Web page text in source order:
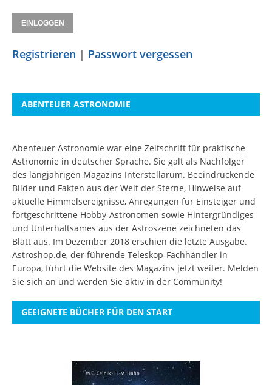
Registrieren | Passwort vergessen
ABENTEUER ASTRONOMIE
Abenteuer Astronomie war eine Zeitschrift für praktische
Astronomie in deutscher Sprache. Sie galt als Nachfolger
des langjährigen Magazins Interstellarum. Beeindruckende
Bilder und Fakten aus der Welt der Sterne, Hinweise auf
aktuelle Himmelsereignisse, Anregungen für Einsteiger und
fortgeschrittene Hobby-Astronomen sowie Hintergründiges
und Unterhaltsames aus der Astroszene zeichneten das
Blatt aus. Im Dezember 2018 erschien die letzte Ausgabe.
Astroshop.de, der führende Teleskop-Fachhändler in
Europa, führt die Website des Magazins jetzt weiter. Melden
Sie sich an und werden Sie aktiv in der Community!
GEEIGNETE BÜCHER FÜR DEN START